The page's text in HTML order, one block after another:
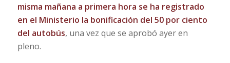
misma mañana a primera hora se ha registrado
en el Ministerio la bonificación del 50 por ciento
del autobús, una vez que se aprobó ayer en
pleno.